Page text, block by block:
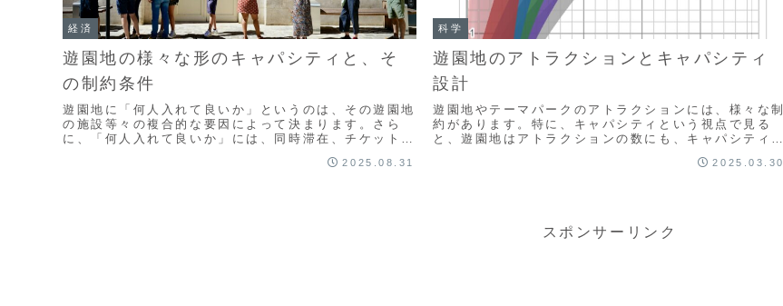
経済
遊園地の様々な形のキャパシティと、そ
の制約条件
遊園地に「何人入れて良いか」というのは、その遊園地
の施設等々の複合的な要因によって決まります。さら
に、「何人入れて良いか」には、同時滞在、チケット販
2025.08.31
科学
遊園地のアトラクションとキャパシティ
設計
遊園地やテーマパークのアトラクションには、様々な制
約があります。特に、キャパシティという視点で見る
と、遊園地はアトラクションの数にも、キャパシティの
こでは、一般的な遊園地において、どのような制約があ
2025.03.30
スポンサーリンク